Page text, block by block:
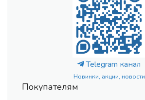
Telegram канал
Новинки, акции, новости
Покупателям